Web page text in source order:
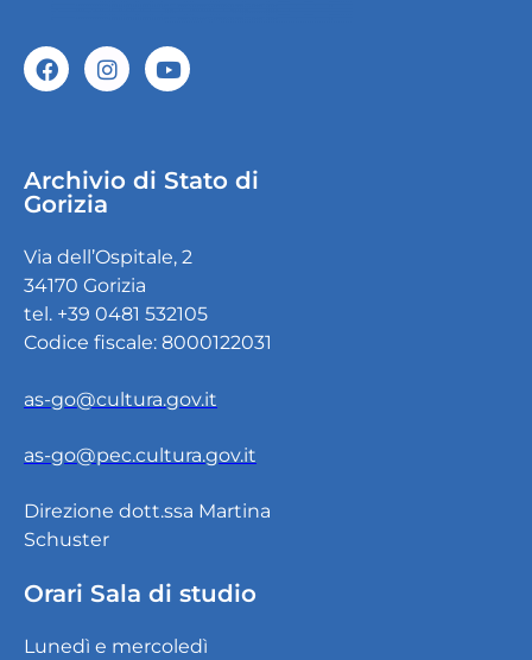
Archivio di Stato di
Gorizia
Via dell’Ospitale, 2
34170 Gorizia
tel. +39 0481 532105
Codice fiscale: 8000122031
as-go@cultura.gov.it
as-go@pec.cultura.gov.it
Direzione dott.ssa Martina
Schuster
Orari Sala di studio
Lunedì e mercoledì